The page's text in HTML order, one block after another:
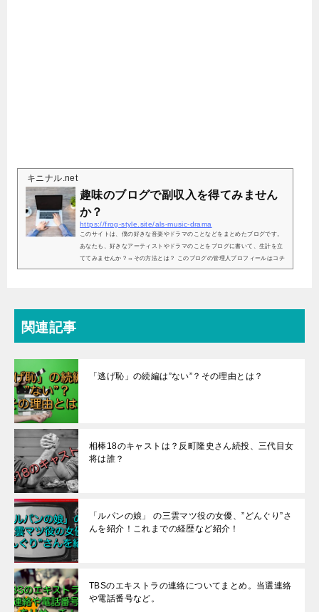
キニナル.net
趣味のブログで副収入を得てみません
か？
https://frog-style.site/als-music-drama
このサイトは、僕の好きな音楽やドラマのことなどをまとめたブログです。
あなたも、好きなアーティストやドラマのことをブログに書いて、生計を立
ててみませんか？→その方法とは？ このブログの管理人プロフィールはコチ
ラ
関連記事
「逃げ恥」の続編は”ない”？その理由とは？
相棒18のキャストは？反町隆史さん続投、三代目女
将は誰？
「ルパンの娘」 の三雲マツ役の女優、”どんぐり”さ
んを紹介！これまでの経歴など紹介！
TBSのエキストラの連絡についてまとめ。当選連絡
や電話番号など。